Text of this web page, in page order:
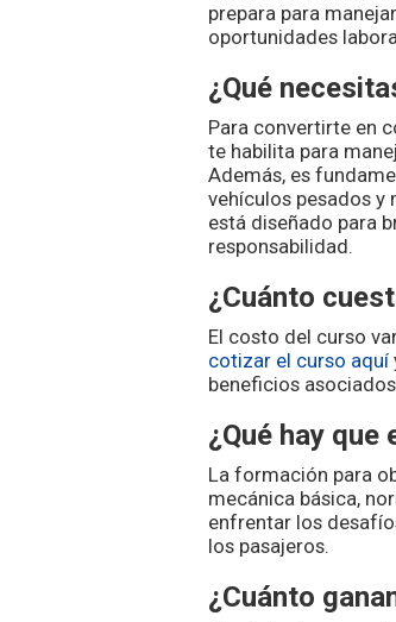
prepara para
oportunidades
¿Qué
Para convertirte en
te habilita para
Además, es
vehículos pesados y
está diseñado para
responsabilidad.
¿Cuánto
El costo del curso
cotizar el curso aquí
beneficios
¿Qué hay
La formación para
mecánica básica,
enfrentar los
los pasajeros.
¿Cuánto